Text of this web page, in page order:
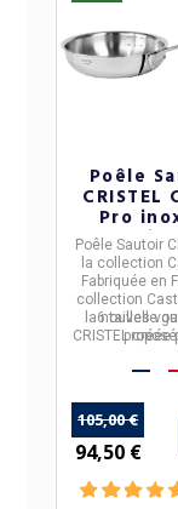
Poêle
CRISTEL
Pro
Poêle Sautoir
la collection
Fabriquée en
collection
la nouvelle
CRISTELcréée
6 tailles
105,00 €
94,50 €